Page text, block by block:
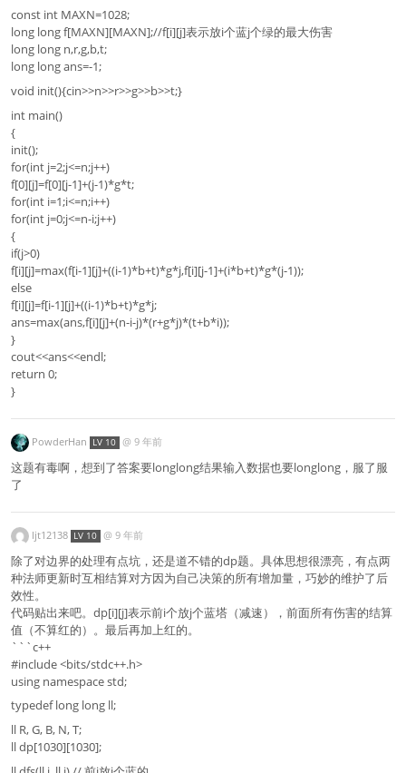
const int MAXN=1028;
long long f[MAXN][MAXN];//f[i][j]表示放i个蓝j个绿的最大伤害
long long n,r,g,b,t;
long long ans=-1;
void init(){cin>>n>>r>>g>>b>>t;}
int main()
{
init();
for(int j=2;j<=n;j++)
f[0][j]=f[0][j-1]+(j-1)*g*t;
for(int i=1;i<=n;i++)
for(int j=0;j<=n-i;j++)
{
if(j>0)
f[i][j]=max(f[i-1][j]+((i-1)*b+t)*g*j,f[i][j-1]+(i*b+t)*g*(j-1));
else
f[i][j]=f[i-1][j]+((i-1)*b+t)*g*j;
ans=max(ans,f[i][j]+(n-i-j)*(r+g*j)*(t+b*i));
}
cout<<ans<<endl;
return 0;
}
PowderHan LV 10 @ 9 年前
这题有毒啊，想到了答案要longlong结果输入数据也要longlong，服了服
了
ljt12138 LV 10 @ 9 年前
除了对边界的处理有点坑，还是道不错的dp题。具体思想很漂亮，有点两
种法师更新时互相结算对方因为自己决策的所有增加量，巧妙的维护了后
效性。
代码贴出来吧。dp[i][j]表示前i个放j个蓝塔（减速），前面所有伤害的结算
值（不算红的）。最后再加上红的。
```c++
#include <bits/stdc++.h>
using namespace std;
typedef long long ll;
ll R, G, B, N, T;
ll dp[1030][1030];